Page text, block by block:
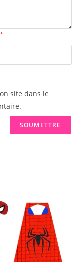
*
site dans le